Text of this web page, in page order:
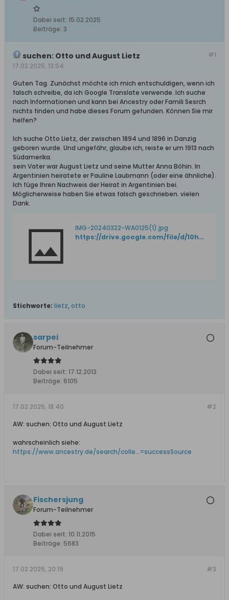
Dabei seit: 15.02.2025
Beiträge: 3
#1
suchen: Otto und August Lietz
17.02.2025, 13:54
Guten Tag. Zunächst möchte ich mich entschuldigen, wenn ich
falsch schreibe, da ich Google Translate verwende. Ich suche
nach Informationen und kann bei Ancestry oder Famili Sesrch
nichts finden und habe dieses Forum gefunden. Können Sie mir
helfen?
Ich suche Otto Lietz, der zwischen 1894 und 1896 in Danzig
geboren wurde. Und ungefähr, glaube ich, reiste er um 1913 nach
Südamerika.
sein Vater war August Lietz und seine Mutter Anna Böhin. In
Argentinien heiratete er Pauline Laubmann (oder eine ähnliche).
Ich füge Ihren Nachweis der Heirat in Argentinien bei.
Möglicherweise haben Sie etwas falsch geschrieben. vielen
Dank.
IMG-20240322-WA0125(1).jpg
https://drive.google.com/file/d/10hoA9FhgObTJoFj7EdBXcKalokjXZdQf/view?usp=drivesdk
Stichworte: lietz, otto
sarpei
Forum-Teilnehmer
Dabei seit: 17.12.2013
Beiträge: 6105
#2
17.02.2025, 18:40
AW: suchen: Otto und August Lietz
wahrscheinlich siehe:
https://www.ancestry.de/search/colle...=successSource
Fischersjung
Forum-Teilnehmer
Dabei seit: 10.11.2015
Beiträge: 5683
#3
17.02.2025, 20:19
AW: suchen: Otto und August Lietz